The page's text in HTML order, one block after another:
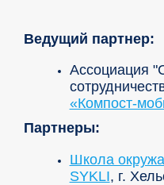
Ведущий партнер:
Ассоциация
«Компост-
Партнеры:
Школа
SYKLI, г.